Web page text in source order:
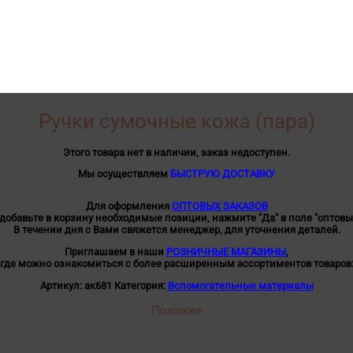
Ручки сумочные кожа (пара)
Этого товара нет в наличии, заказ недоступен.
Мы осуществляем БЫСТРУЮ ДОСТАВКУ
Для оформления ОПТОВЫХ ЗАКАЗОВ
в корзину необходимые позиции, нажмите "Да" в поле
В течении дня с Вами свяжется менеджер, для уточнения деталей.
Приглашаем в наши РОЗНИЧНЫЕ МАГАЗИНЫ,
где можно ознакомиться с более расширенным ассортиментов товаров:
Артикул: ак681 Категория: Вспомогательные материалы
Похожие